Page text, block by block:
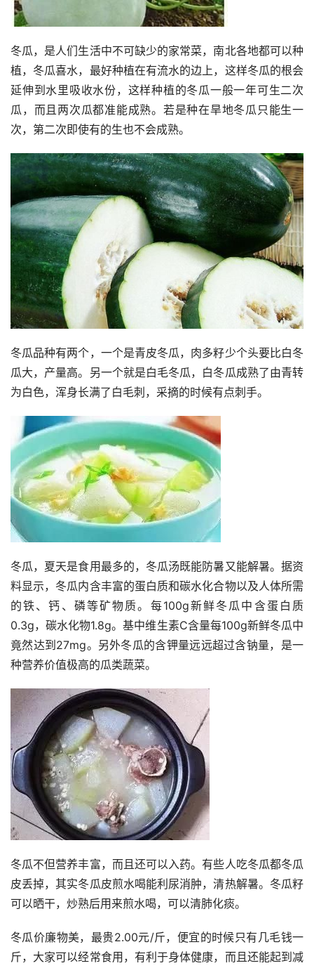
冬瓜，是人们生活中不可缺少的家常菜，南北各地都可以种
植，冬瓜喜水，最好种植在有流水的边上，这样冬瓜的根会
延伸到水里吸收水份，这样种植的冬瓜一般一年可生二次
瓜，而且两次瓜都准能成熟。若是种在旱地冬瓜只能生一
次，第二次即使有的生也不会成熟。
冬瓜品种有两个，一个是青皮冬瓜，肉多籽少个头要比白冬
瓜大，产量高。另一个就是白毛冬瓜，白冬瓜成熟了由青转
为白色，浑身长满了白毛刺，采摘的时候有点刺手。
冬瓜，夏天是食用最多的，冬瓜汤既能防暑又能解暑。据资
料显示，冬瓜内含丰富的蛋白质和碳水化合物以及人体所需
的铁、钙、磷等矿物质。每100g新鲜冬瓜中含蛋白质
0.3g，碳水化物1.8g。基中维生素C含量每100g新鲜冬瓜中
竟然达到27mg。另外冬瓜的含钾量远远超过含钠量，是一
种营养价值极高的瓜类蔬菜。
冬瓜不但营养丰富，而且还可以入药。有些人吃冬瓜都冬瓜
皮丢掉，其实冬瓜皮煎水喝能利尿消肿，清热解暑。冬瓜籽
可以晒干，炒熟后用来煎水喝，可以清肺化痰。
冬瓜价廉物美，最贵2.00元/斤，便宜的时候只有几毛钱一
斤，大家可以经常食用，有利于身体健康，而且还能起到减